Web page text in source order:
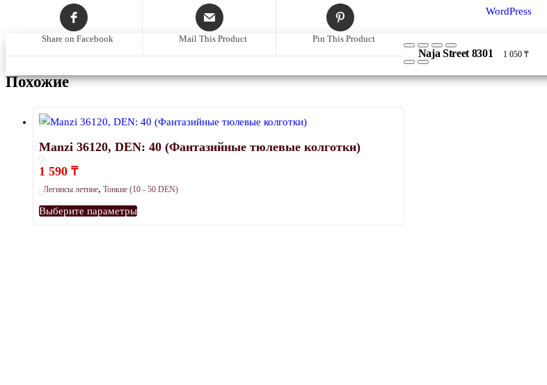
Share on Facebook Mail This Product Pin This Product
Похожие
Manzi 36120, DEN: 40 (Фантазийные тюлевые колготки)
1 590 ₸
Легинсы летние, Тонкие (10 - 50 DEN)
Выберите параметрыЭтот
WordPress
Naja Street 8301 1 050₸